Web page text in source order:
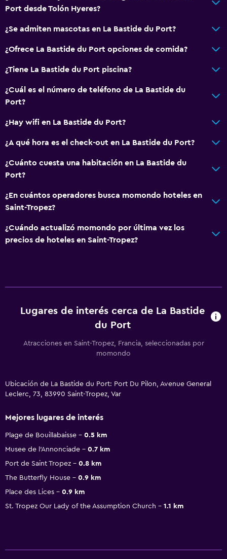
Port desde Tolón Hyeres?
¿Se admiten mascotas en La Bastide du Port?
¿Ofrece La Bastide du Port opciones de comida?
¿Tiene La Bastide du Port piscina?
¿Cuál es el número de teléfono de La Bastide du
Port?
¿Hay wifi en La Bastide du Port?
¿A qué hora es el check-out en La Bastide du Port?
¿Cuánto cuesta una habitación en La Bastide du
Port?
¿En cuántos operadores busca momondo hoteles en
Saint-Tropez?
¿Cuándo actualizó momondo por última vez los
precios de hoteles en Saint-Tropez?
Lugares de interés cerca de La Bastide
du Port
Atracciones en Saint-Tropez, Francia, seleccionadas por
momondo
Ubicación de La Bastide du Port: Port Du Pilon, Avenue General
Leclerc, 73, 83990 Saint-Tropez, Var
Mejores lugares de interés
Plage de Bouillabaisse
0.5 km
Musee de l'Annonciade
0.7 km
Port de Saint Tropez
0.8 km
The Butterfly House
0.9 km
Place des Lices
0.9 km
St. Tropez Our Lady of the Assumption Church
1.1 km